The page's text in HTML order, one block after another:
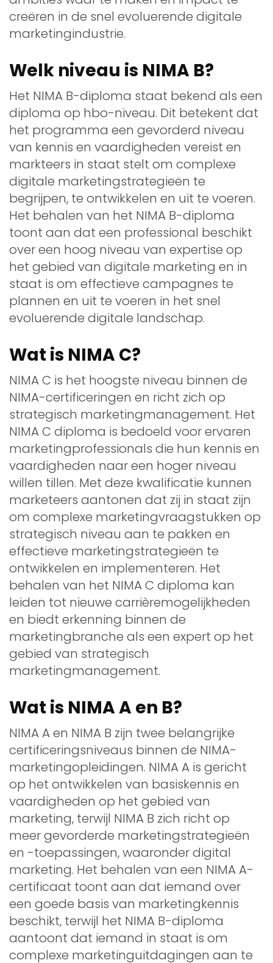
creëren in de snel evoluerende digitale
marketingindustrie.
Welk niveau is NIMA B?
Het NIMA B-diploma staat bekend als een
diploma op hbo-niveau. Dit betekent dat
het programma een gevorderd niveau
van kennis en vaardigheden vereist en
markteers in staat stelt om complexe
digitale marketingstrategieën te
begrijpen, te ontwikkelen en uit te voeren.
Het behalen van het NIMA B-diploma
toont aan dat een professional beschikt
over een hoog niveau van expertise op
het gebied van digitale marketing en in
staat is om effectieve campagnes te
plannen en uit te voeren in het snel
evoluerende digitale landschap.
Wat is NIMA C?
NIMA C is het hoogste niveau binnen de
NIMA-certificeringen en richt zich op
strategisch marketingmanagement. Het
NIMA C diploma is bedoeld voor ervaren
marketingprofessionals die hun kennis en
vaardigheden naar een hoger niveau
willen tillen. Met deze kwalificatie kunnen
marketeers aantonen dat zij in staat zijn
om complexe marketingvraagstukken op
strategisch niveau aan te pakken en
effectieve marketingstrategieën te
ontwikkelen en implementeren. Het
behalen van het NIMA C diploma kan
leiden tot nieuwe carrièremogelijkheden
en biedt erkenning binnen de
marketingbranche als een expert op het
gebied van strategisch
marketingmanagement.
Wat is NIMA A en B?
NIMA A en NIMA B zijn twee belangrijke
certificeringsniveaus binnen de NIMA-
marketingopleidingen. NIMA A is gericht
op het ontwikkelen van basiskennis en
vaardigheden op het gebied van
marketing, terwijl NIMA B zich richt op
meer gevorderde marketingstrategieën
en -toepassingen, waaronder digital
marketing. Het behalen van een NIMA A-
certificaat toont aan dat iemand over
een goede basis van marketingkennis
beschikt, terwijl het NIMA B-diploma
aantoont dat iemand in staat is om
complexe marketinguitdagingen aan te